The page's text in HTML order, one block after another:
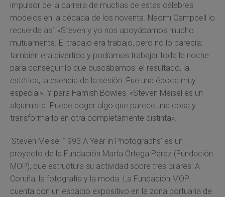
impulsor de la carrera de muchas de estas célebres
modelos en la década de los noventa. Naomi Campbell lo
recuerda así: «Steven y yo nos apoyábamos mucho
mutuamente. El trabajo era trabajo, pero no lo parecía;
también era divertido y podíamos trabajar toda la noche
para conseguir lo que buscábamos: el resultado, la
estética, la esencia de la sesión. Fue una época muy
especial». Y para Hamish Bowles, «Steven Meisel es un
alquimista. Puede coger algo que parece una cosa y
transformarlo en otra completamente distinta».
‘Steven Meisel 1993 A Year in Photographs’ es un
proyecto de la Fundación Marta Ortega Pérez (Fundación
MOP), que estructura su actividad sobre tres pilares: A
Coruña, la fotografía y la moda. La Fundación MOP
cuenta con un espacio expositivo en la zona portuaria de